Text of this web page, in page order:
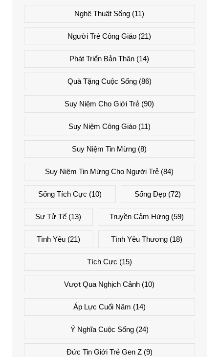
Nghệ Thuật Sống (11)
Người Trẻ Công Giáo (21)
Phát Triển Bản Thân (14)
Quà Tặng Cuộc Sống(86)
Suy Niệm Cho Giới Trẻ (90)
Suy Niệm Công Giáo(11)
Suy Niệm Tin Mừng (8)
Suy Niệm Tin Mừng Cho Người Trẻ (84)
Sống Tích Cực (10) Sống Đẹp (72)
Sự Tử Tế (13) Truyền Cảm Hứng(59)
Tình Yêu (21) Tình Yêu Thương(18)
Tích Cực (15)
Vượt Qua Nghịch Cảnh (10)
Áp Lực Cuối Năm (14)
Ý Nghĩa Cuộc Sống(24)
Đức Tin Giới Trẻ Gen Z(9)